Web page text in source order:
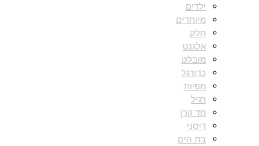
ילדים
מיוחדים
חלק
אלגנט
מובלט
כדורגל
מפיות
רגיל
חד קרן
דיסני
בת הים